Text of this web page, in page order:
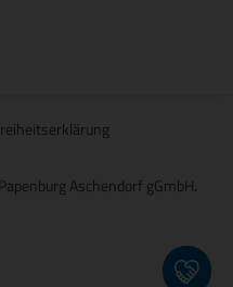
Aschendorf gGmbH.